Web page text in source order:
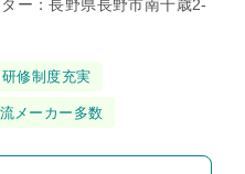
ー：長野県長野市南千歳2-
研修制度充実
メーカー多数